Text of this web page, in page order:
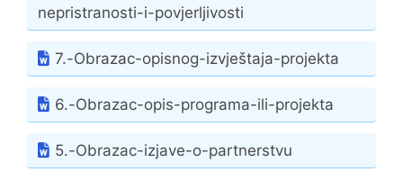
nepristranosti-i-povjerljivosti
7.-Obrazac-opisnog-izvještaja-projekta
6.-Obrazac-opis-programa-ili-projekta
5.-Obrazac-izjave-o-partnerstvu